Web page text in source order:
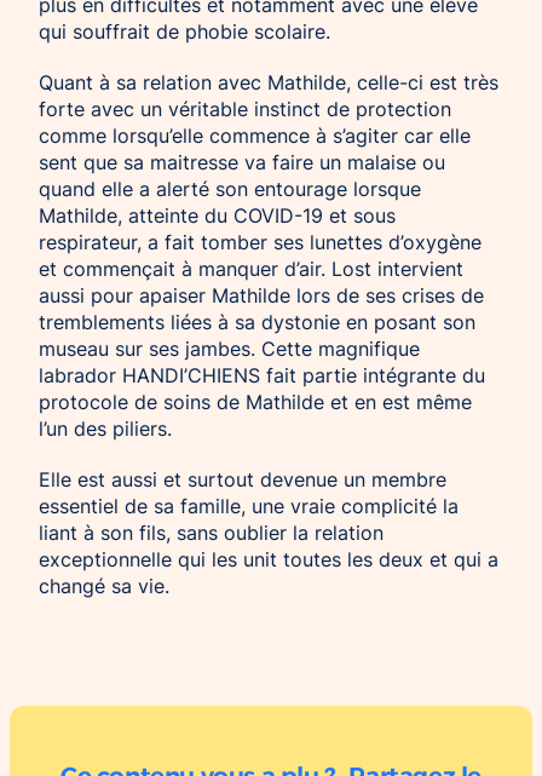
qui souffrait de phobie scolaire.
Quant à sa relation avec Mathilde, celle-ci est très
forte avec un véritable instinct de protection
comme lorsqu’elle commence à s’agiter car elle
sent que sa maitresse va faire un malaise ou
quand elle a alerté son entourage lorsque
Mathilde, atteinte du COVID-19 et sous
respirateur, a fait tomber ses lunettes d’oxygène
et commençait à manquer d’air. Lost intervient
aussi pour apaiser Mathilde lors de ses crises de
tremblements liées à sa dystonie en posant son
museau sur ses jambes. Cette magnifique
labrador HANDI’CHIENS fait partie intégrante du
protocole de soins de Mathilde et en est même
l’un des piliers.
Elle est aussi et surtout devenue un membre
essentiel de sa famille, une vraie complicité la
liant à son fils, sans oublier la relation
exceptionnelle qui les unit toutes les deux et qui a
changé sa vie.